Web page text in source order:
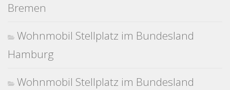
Bremen
Wohnmobil Stellplatz im Bundesland
Hamburg
Wohnmobil Stellplatz im Bundesland